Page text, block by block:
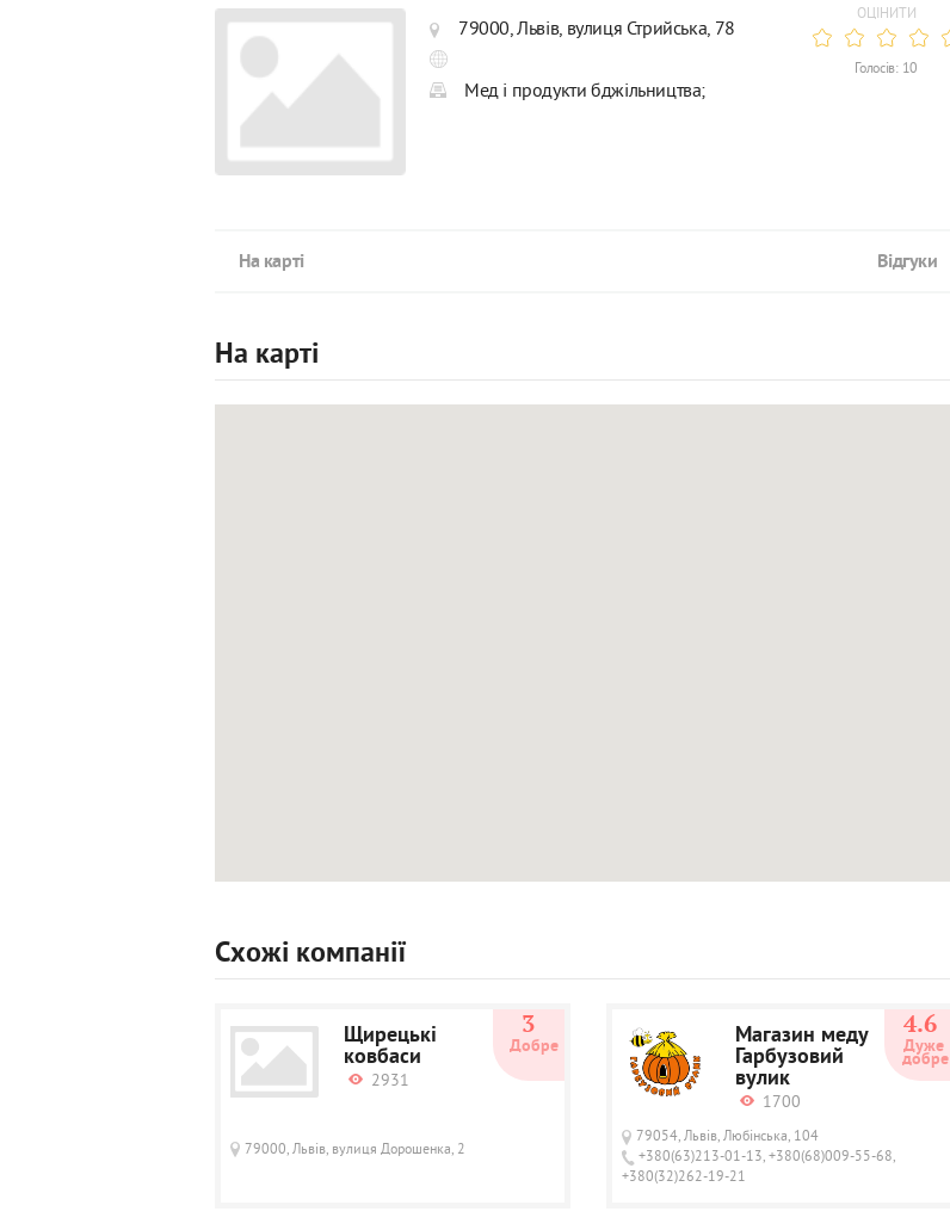
79000, Львів, вулиця Стрийська, 78
Мед і продукти бджільництва;
ОЦІНИТИ
Голосів: 10
На карті Відгуки
На карті
Схожі компанії
Щирецькі
ковбаси
2931
79000, Львів, вулиця Дорошенка, 2
3
Добре Магазин меду
Гарбузовий
вулик
1700
79054, Львів, Любінська, 104
+380(63)213-01-13, +380(68)009-55-68,
+380(32)262-19-21
4.6
Дуже
добре